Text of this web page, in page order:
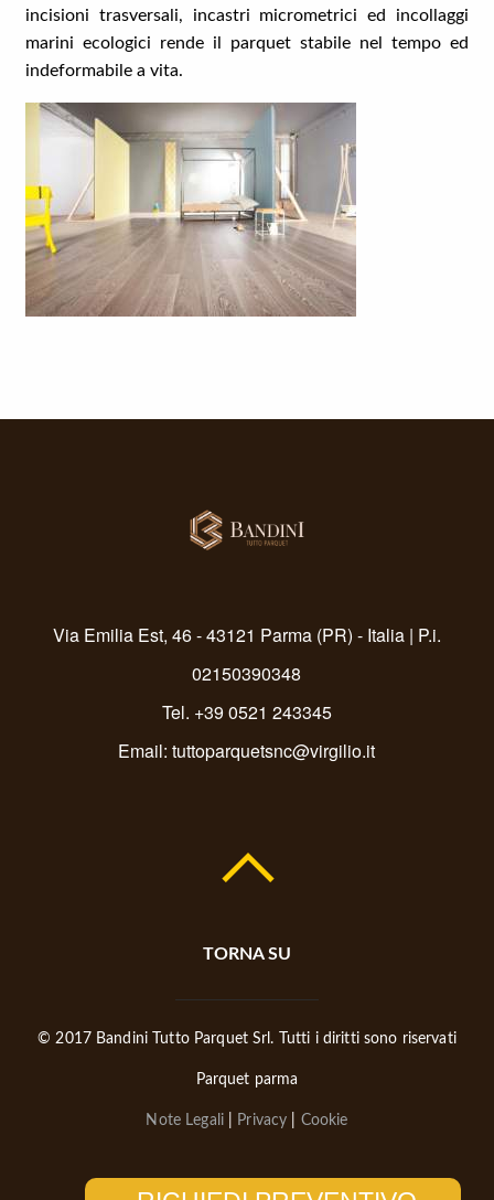
incisioni trasversali, incastri micrometrici ed incollaggi
marini ecologici rende il parquet stabile nel tempo ed
indeformabile a vita.
Via Emilia Est, 46 - 43121 Parma (PR) - Italia | P.i.
02150390348
Tel. +39 0521 243345
Email:tuttoparquetsnc@virgilio.it
TORNA SU
© 2017 Bandini Tutto Parquet Srl. Tutti i diritti sono riservati
Parquet parma
Note Legali| Privacy Cookie